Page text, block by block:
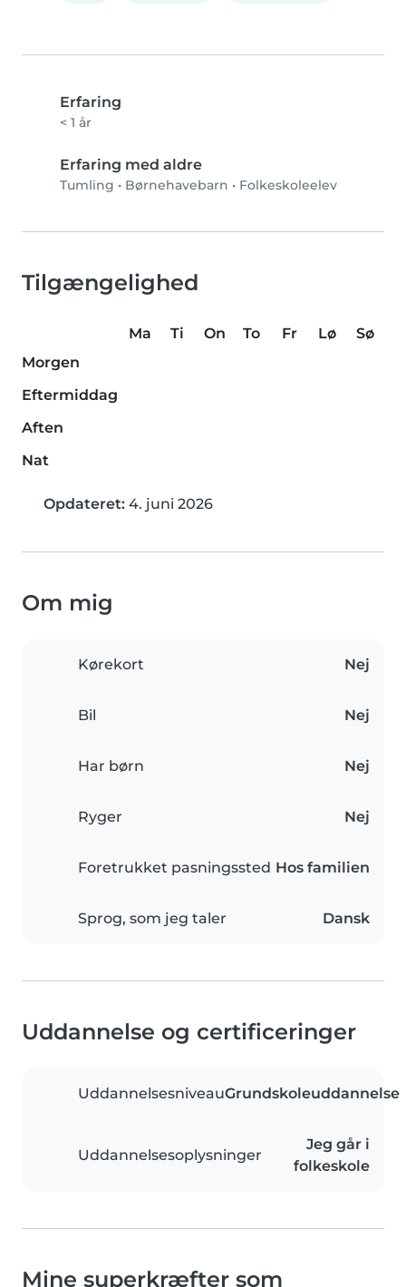
Erfaring
< 1 år
Erfaring med aldre
Tumling • Børnehavebarn • Folkeskoleelev
Tilgængelighed
Ma Ti On To Fr Lø
Sø
Morgen
Eftermiddag
Aften
Nat
Opdateret: 4. juni 2026
Om mig
Kørekort Nej
Bil Nej
Har børn Nej
Ryger Nej
Foretrukket pasningssted Hos familien
Sprog, som jeg taler Dansk
Uddannelse og certificeringer
UddannelsesniveauGrundskoleuddannelse
Uddannelsesoplysninger
Jeg går i
folkeskole
Mine superkræfter som